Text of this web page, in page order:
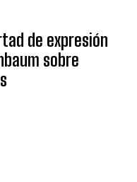
de expresión
sobre